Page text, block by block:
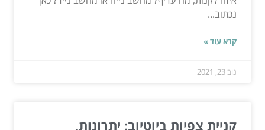
נכתוב...
קרא עוד »
נוב 23, 2021
קניית צפיות ביוטיוב: יתרונות,